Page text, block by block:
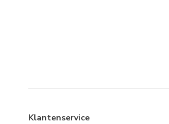
Klantenservice